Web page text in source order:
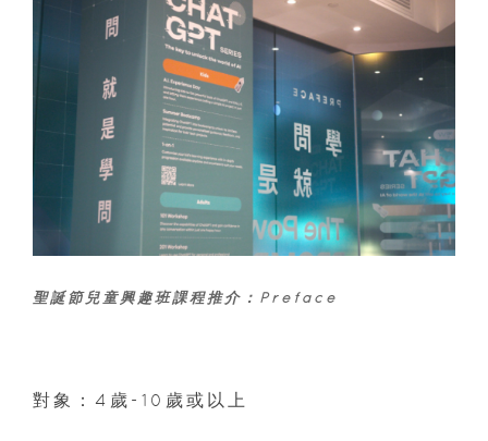
聖誕節兒童興趣班課程推介：Preface
對象：4歲-10歲或以上